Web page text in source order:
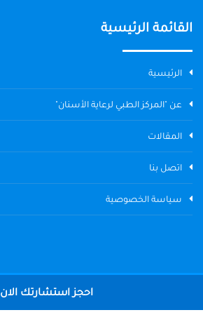
القائمة الرئيسية
الرئيسية
عن "المركز الطبي لرعاية الأسنان"
المقالات
اتصل بنا
سياسة الخصوصية
Dental Center
احجز استشارتك الان